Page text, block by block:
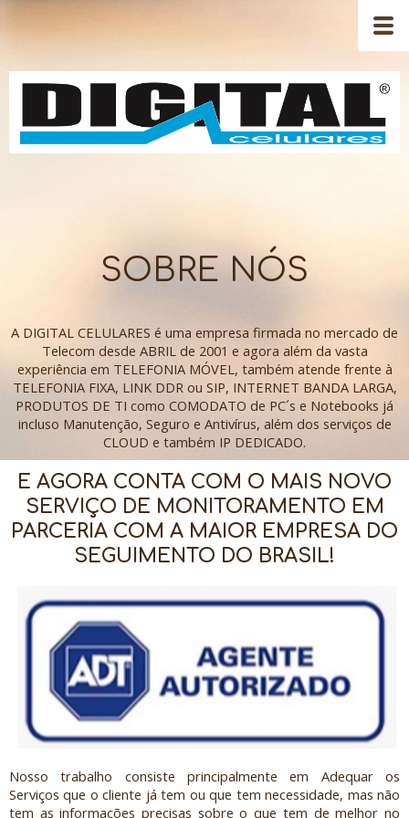
SOBRE NÓS
A DIGITAL CELULARES é uma empresa firmada no mercado de
Telecom desde ABRIL de 2001 e agora além da vasta
experiência em TELEFONIA MÓVEL, também atende frente à
TELEFONIA FIXA, LINK DDR ou SIP, INTERNET BANDA LARGA,
PRODUTOS DE TI como COMODATO de PC´s e Notebooks já
incluso Manutenção, Seguro e Antivírus, além dos serviços de
CLOUD e também IP DEDICADO.
E AGORA CONTA COM O MAIS NOVO
SERVIÇO DE MONITORAMENTO EM
PARCERIA COM A MAIOR EMPRESA DO
SEGUIMENTO DO BRASIL!
Nosso trabalho consiste principalmente em Adequar os
Serviços que o cliente já tem ou que tem necessidade, mas não
tem as informações precisas sobre o que tem de melhor no